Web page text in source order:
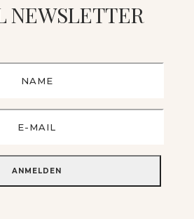
NEWSLETTER